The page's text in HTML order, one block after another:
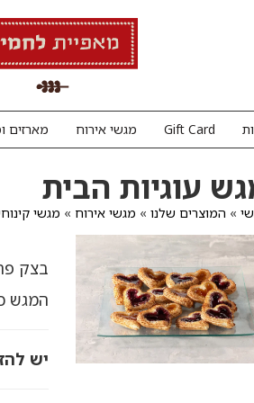
Gift Card מגשי אירוח מארזים
עוגיות הבית
» המוצרים שלנו » מגשי אירוח » מגשי
בצק
המגש כולל 15 יחידות במיקס
יש